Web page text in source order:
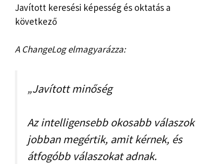
Javított keresési képesség és oktatás a
következő
A ChangeLog elmagyarázza:
„Javított minőség
Az intelligensebb okosabb válaszok
jobban megértik, amit kérnek, és
átfogóbb válaszokat adnak.